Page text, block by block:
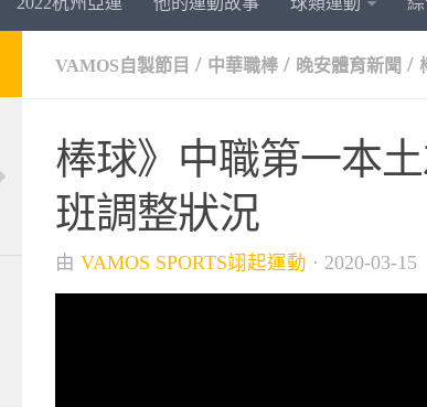
VAMOS自製節目 / 中華職棒 / 晚安體育新聞 /
棒球》中職第一本
班調整狀況
由 VAMOS SPORTS翊起運動 · 2020-03-15